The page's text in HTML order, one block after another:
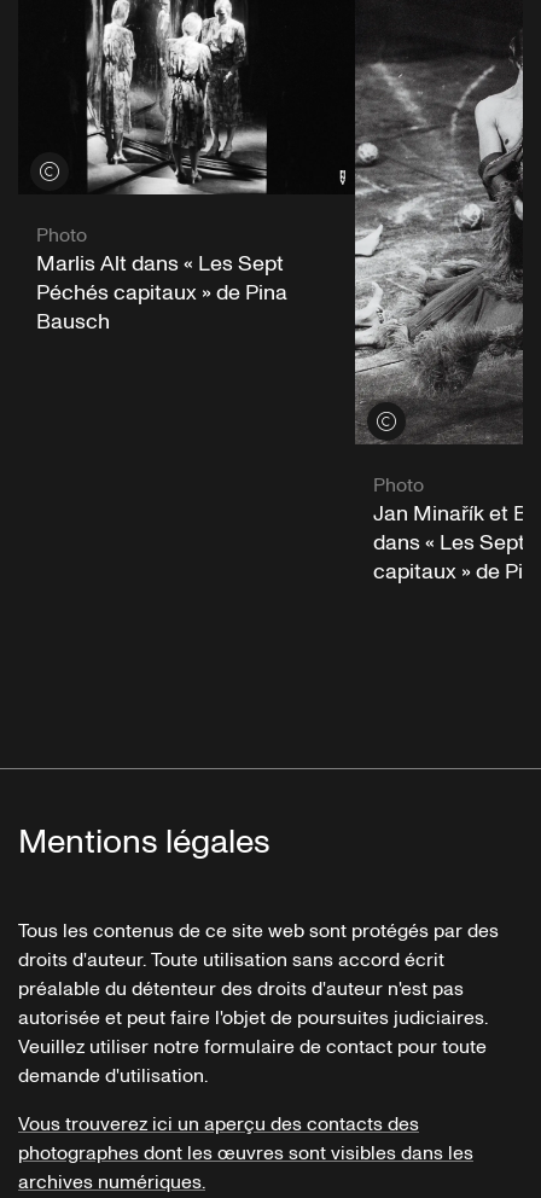
Voir les crédits
Photo
Marlis Alt dans « Les Sept
Péchés capitaux » de Pina
Bausch
Voir les crédits
Photo
Jan Minařík et
dans « Les Sept
capitaux » de
Mentions légales
Tous les contenus de ce site web sont protégés par des
droits d'auteur. Toute utilisation sans accord écrit
préalable du détenteur des droits d'auteur n'est pas
autorisée et peut faire l'objet de poursuites judiciaires.
Veuillez utiliser notre formulaire de contact pour toute
demande d'utilisation.
Vous trouverez ici un aperçu des contacts des
photographes dont les œuvres sont visibles dans les
archives numériques.